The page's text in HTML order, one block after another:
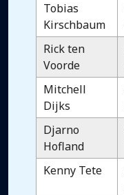
Tobias
Kirschbaum
Rick ten
Voorde
Mitchell
Dijks
Djarno
Hofland
Kenny Tete